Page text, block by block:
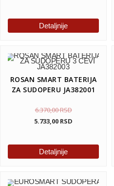
Detaljnije
ROSAN SMART BATERIJA
ZA SUDOPERU JA382001
6.370,00RSD
5.733,00 RSD
Detaljnije